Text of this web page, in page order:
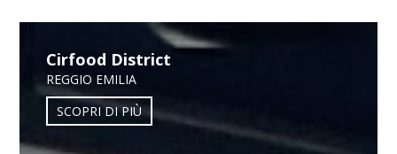
Cirfood District
REGGIO EMILIA
SCOPRI DI PIÙ